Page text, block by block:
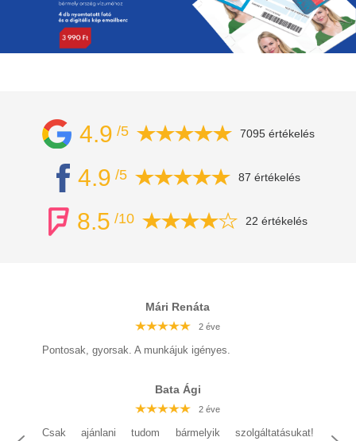
4.9 /5 7095 értékelés
4.9 /5 87 értékelés
8.5 /10 22 értékelés
Mári Renáta
2 éve
Pontosak, gyorsak. A munkájuk igényes.
Bata Ági
2 éve
Csak ajánlani tudom bármelyik szolgáltatásukat!
2 éve
2 éve
2 éve
2 éve
2 éve
2 éve
2 éve